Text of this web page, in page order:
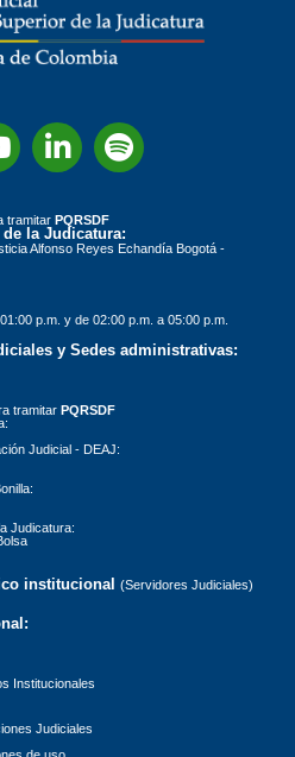
tramitar PQRSDF
la Judicatura:
Alfonso Reyes Echandía Bogotá -
p.m. y de 02:00 p.m. a 05:00 p.m.
y Sedes administrativas:
tramitar PQRSDF
Judicial - DEAJ:
Judicatura:
institucional (Servidores Judiciales)
Institucionales
Judiciales